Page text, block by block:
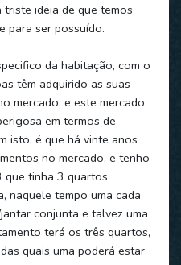
ideia de que temos
para ser possuído.
da habitação, com o
têm adquirido as suas
mercado, e este mercado
em termos de
isto, é que há vinte anos
no mercado, e tenho
que tinha 3 quartos
naquele tempo uma cada
conjunta e talvez uma
terá os três quartos,
quais uma poderá estar